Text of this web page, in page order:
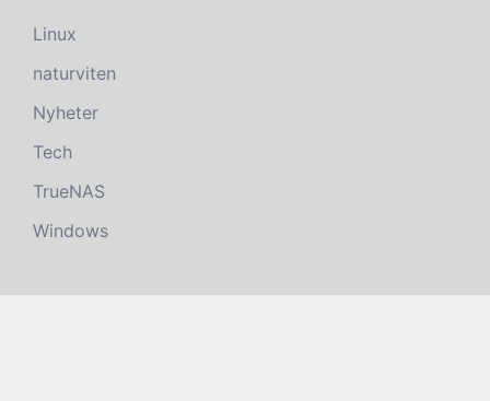
Linux
naturviten
Nyheter
Tech
TrueNAS
Windows